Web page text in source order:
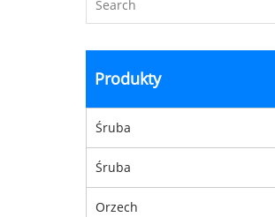
Produkty
Śruba
Śruba
Orzech